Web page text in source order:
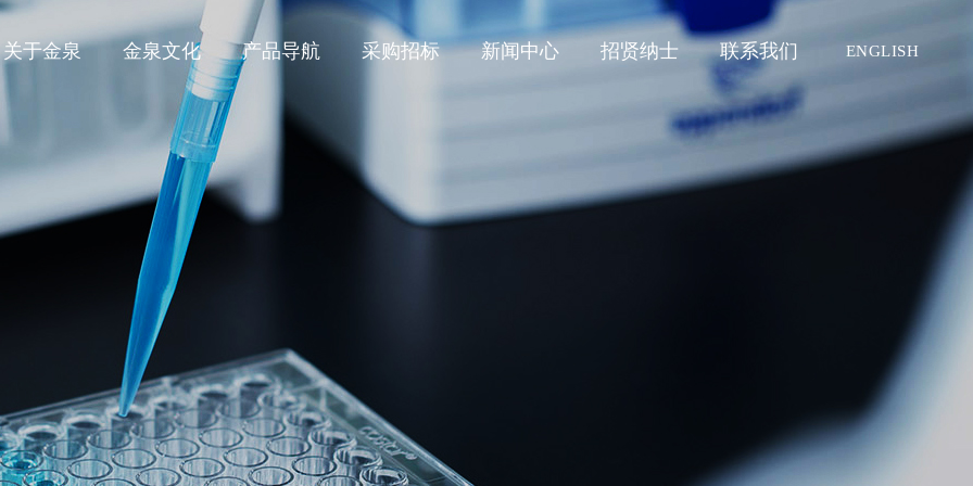
关于金泉 金泉文化 产品导航 采购招标 新闻中心 招贤纳士 联系我们 ENGLISH